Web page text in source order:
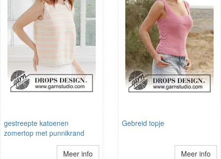
gestreepte katoenen
zomertop met punnikrand
Meer info
Gebreid topje
Meer info